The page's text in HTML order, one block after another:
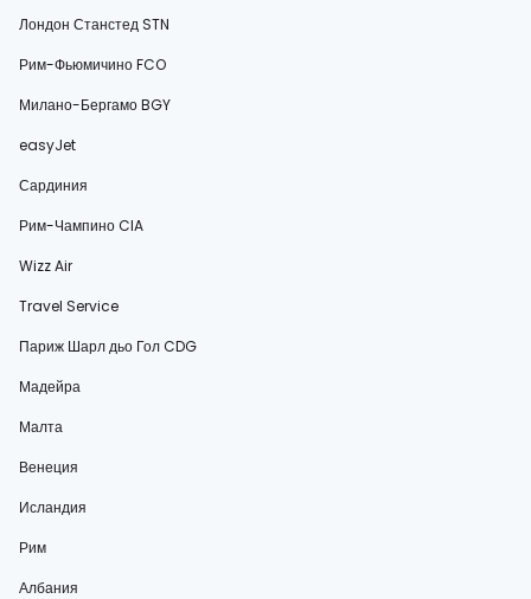
Лондон Станстед STN
Рим-Фьюмичино FCO
Милано-Бергамо BGY
easyJet
Сардиния
Рим-Чампино CIA
Wizz Air
Travel Service
Париж Шарл дьо Гол CDG
Мадейра
Малта
Венеция
Исландия
Рим
Албания